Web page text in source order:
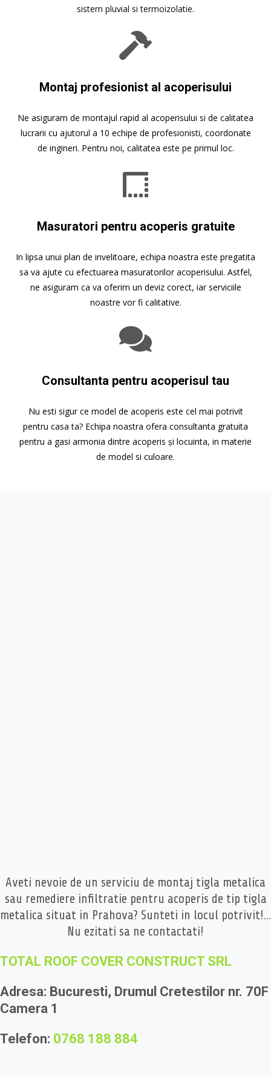
sistem pluvial si termoizolatie.
Montaj profesionist al acoperisului
Ne asiguram de montajul rapid al acoperisului si de calitatea
lucrarii cu ajutorul a 10 echipe de profesionisti, coordonate
de ingineri. Pentru noi, calitatea este pe primul loc.
Masuratori pentru acoperis gratuite
In lipsa unui plan de invelitoare, echipa noastra este pregatita
sa va ajute cu efectuarea masuratorilor acoperisului. Astfel,
ne asiguram ca va oferim un deviz corect, iar serviciile
noastre vor fi calitative.
Consultanta pentru acoperisul tau
Nu esti sigur ce model de acoperis este cel mai potrivit
pentru casa ta? Echipa noastra ofera consultanta gratuita
pentru a gasi armonia dintre acoperis și locuinta, in materie
de model si culoare.
Aveti nevoie de un serviciu de montaj tigla metalica
sau remediere infiltratie pentru acoperis de tip tigla
metalica situat in Prahova? Sunteti in locul potrivit!...
Nu ezitati sa ne contactati!
TOTAL ROOF COVER CONSTRUCT SRL
Adresa: Bucuresti, Drumul Cretestilor nr. 70F
Camera 1
Telefon: 0768 188 884